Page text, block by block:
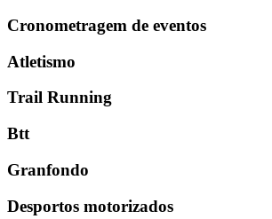
Cronometragem de eventos
Atletismo
Trail Running
Btt
Granfondo
Desportos motorizados